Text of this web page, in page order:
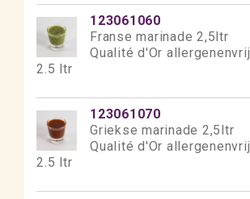
123061060
Franse marinade 2,5ltr
Qualité d'Or allergenenvrij
2.5 ltr
123061070
Griekse marinade 2,5ltr
Qualité d'Or allergenenvrij
2.5 ltr